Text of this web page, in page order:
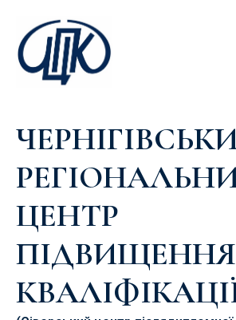
ЦЕНТР
ПІДВИЩЕННЯ